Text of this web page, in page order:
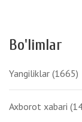
Bo'limlar
Yangiliklar (1665)
Axborot xabari